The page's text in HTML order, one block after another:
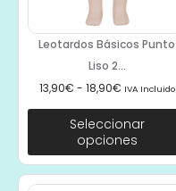
Leotardos Básicos Punto
Liso 2...
13,90€ - 18,90€ IVA Incluido
Seleccionar
opciones